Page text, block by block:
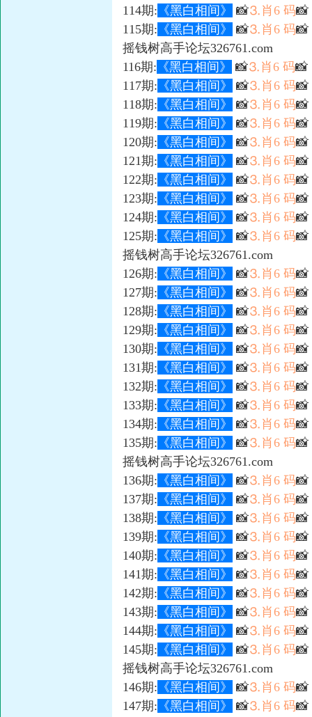
114期: 《黑白相间》 📸⒊肖6 码📸
115期: 《黑白相间》 📸⒊肖6 码📸
摇钱树高手论坛326761.com
116期: 《黑白相间》 📸⒊肖6 码📸
117期: 《黑白相间》 📸⒊肖6 码📸
118期: 《黑白相间》 📸⒊肖6 码📸
119期: 《黑白相间》 📸⒊肖6 码📸
120期: 《黑白相间》 📸⒊肖6 码📸
121期: 《黑白相间》 📸⒊肖6 码📸
122期: 《黑白相间》 📸⒊肖6 码📸
123期: 《黑白相间》 📸⒊肖6 码📸
124期: 《黑白相间》 📸⒊肖6 码📸
125期: 《黑白相间》 📸⒊肖6 码📸
摇钱树高手论坛326761.com
126期: 《黑白相间》 📸⒊肖6 码📸
127期: 《黑白相间》 📸⒊肖6 码📸
128期: 《黑白相间》 📸⒊肖6 码📸
129期: 《黑白相间》 📸⒊肖6 码📸
130期: 《黑白相间》 📸⒊肖6 码📸
131期: 《黑白相间》 📸⒊肖6 码📸
132期: 《黑白相间》 📸⒊肖6 码📸
133期: 《黑白相间》 📸⒊肖6 码📸
134期: 《黑白相间》 📸⒊肖6 码📸
135期: 《黑白相间》 📸⒊肖6 码📸
摇钱树高手论坛326761.com
136期: 《黑白相间》 📸⒊肖6 码📸
137期: 《黑白相间》 📸⒊肖6 码📸
138期: 《黑白相间》 📸⒊肖6 码📸
139期: 《黑白相间》 📸⒊肖6 码📸
140期: 《黑白相间》 📸⒊肖6 码📸
141期: 《黑白相间》 📸⒊肖6 码📸
142期: 《黑白相间》 📸⒊肖6 码📸
143期: 《黑白相间》 📸⒊肖6 码📸
144期: 《黑白相间》 📸⒊肖6 码📸
145期: 《黑白相间》 📸⒊肖6 码📸
摇钱树高手论坛326761.com
146期: 《黑白相间》 📸⒊肖6 码📸
147期: 《黑白相间》 📸⒊肖6 码📸